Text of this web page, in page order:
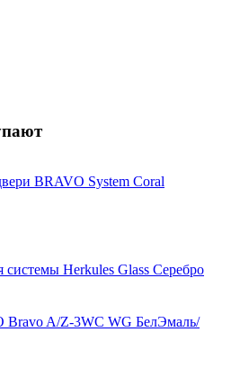
BRAVO System Coral
Herkules Glass Серебро
Bravo A/Z-3WC WG БелЭмаль/